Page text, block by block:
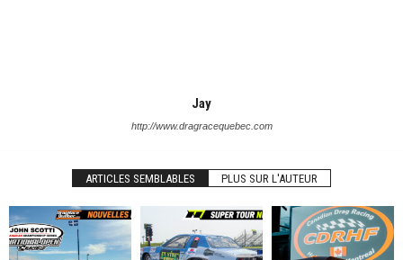
Jay
http://www.dragracequebec.com
ARTICLES SEMBLABLES PLUS SUR L'AUTEUR